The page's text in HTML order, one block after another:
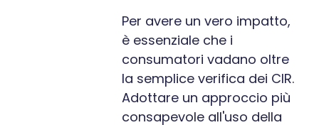
Per avere un vero impatto,
è essenziale che i
consumatori vadano oltre
la semplice verifica dei CIR.
Adottare un approccio più
consapevole all'uso della